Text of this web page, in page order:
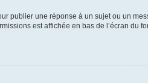
publier une réponse à un sujet ou un
est affichée en bas de l’écran du